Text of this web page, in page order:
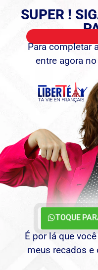
SUPER !
Para completar
entre agora
TOQUE
É por lá que
meus recados